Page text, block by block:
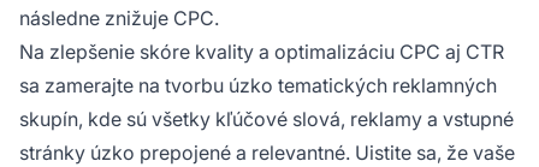
následne znižuje CPC.
Na zlepšenie skóre kvality a optimalizáciu CPC aj CTR
sa zamerajte na tvorbu úzko tematických reklamných
skupín, kde sú všetky kľúčové slová, reklamy a vstupné
stránky úzko prepojené a relevantné. Uistite sa, že vaše